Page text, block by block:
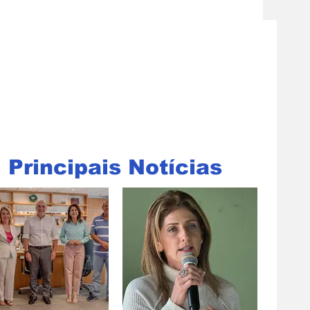
Principais Notícias